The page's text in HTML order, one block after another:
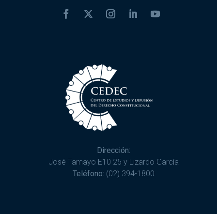
Dirección:
José Tamayo E10 25 y Lizardo García
Teléfono: (02) 394-1800